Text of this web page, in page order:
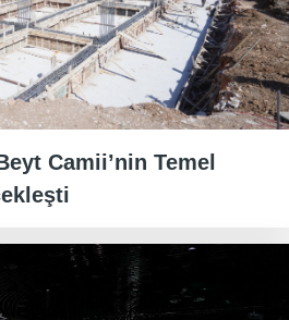
Camii’nin Temel